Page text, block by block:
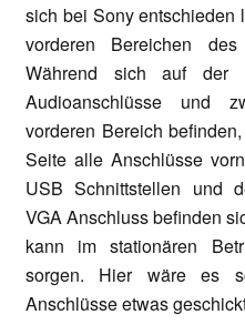
sich bei Sony entschieden
vorderen Bereichen
Während sich auf der
Audioanschlüsse und
vorderen Bereich
Seite alle Anschlüsse
USB Schnittstellen und
VGA Anschluss befinden
kann im stationären
sorgen. Hier wäre es
Anschlüsse etwas